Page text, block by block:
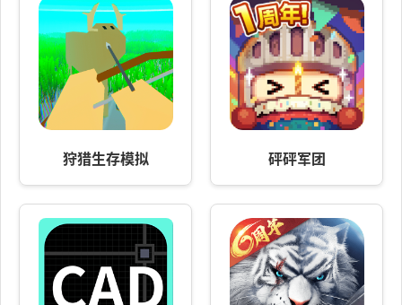
狩猎生存模拟 砰砰军团